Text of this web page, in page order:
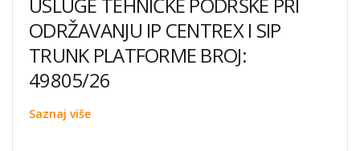
ODRŽAVANJU IP CENTREX I SIP
TRUNK PLATFORME BROJ:
49805/26
Saznaj više